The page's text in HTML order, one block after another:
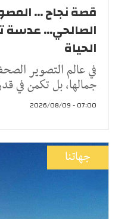
قصة نجاح ...
الصالحي... عدسة
الحياة
في عالم التصوير
جمالها، بل تكمن في
07:00 - 2026/08/09
جهاتنا